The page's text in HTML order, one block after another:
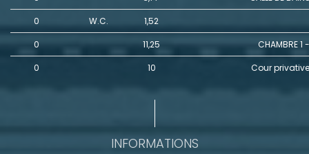
0
W.C.
1,52
0
11,25
CHAMBRE 1
0
10 Cour
INFORMATIONS